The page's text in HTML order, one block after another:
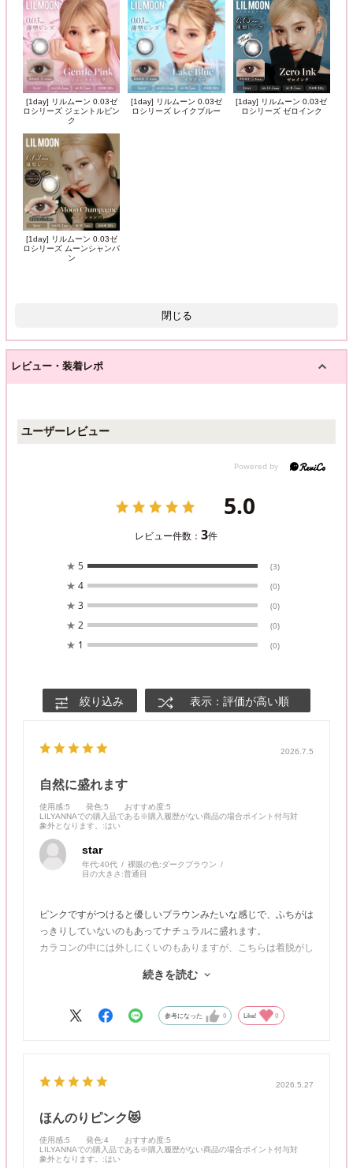
[1day] リルムーン 0.03ゼ
ロシリーズ ジェントルピン
ク
[1day] リルムーン 0.03ゼ
ロシリーズ レイクブルー
[1day] リルムーン 0.03ゼ
ロシリーズ ゼロインク
[1day] リルムーン 0.03ゼ
ロシリーズ ムーンシャンパ
ン
閉じる
レビュー・装着レポ
ユーザーレビュー
5.0
レビュー件数：3件
★ 5 (3)
★ 4 (0)
★ 3 (0)
★ 2 (0)
★ 1 (0)
絞り込み 表示：評価が高い順
2026.7.5
自然に盛れます
使用感:5 発色:5 おすすめ度:5
LILYANNAでの購入品である※購入履歴がない商品の場合ポイント付与対
象外となります。
:はい
star
年代:40代 裸眼の色:ダークブラウン
目の大きさ:普通目
ピンクですがつけると優しいブラウンみたいな感じで、ふちがは
っきりしていないのもあってナチュラルに盛れます。
カラコンの中には外しにくいのもありますが、こちらは着脱がし
続きを読む
参考になった 0 Like! 0
2026.5.27
ほんのりピンク😻
使用感:5 発色:4 おすすめ度:5
LILYANNAでの購入品である※購入履歴がない商品の場合ポイント付与対
象外となります。
:はい